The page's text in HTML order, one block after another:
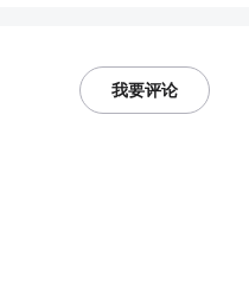
我要评论